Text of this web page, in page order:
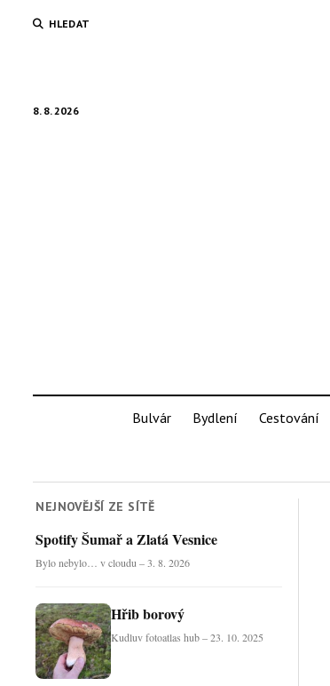
HLEDAT
8. 8. 2026
Bulvár Bydlení Cestování
NEJNOVĚJŠÍ ZE SÍTĚ
Spotify Šumař a Zlatá Vesnice
Bylo nebylo… v cloudu – 3. 8. 2026
Hřib borový
Kudluv fotoatlas hub – 23. 10. 2025